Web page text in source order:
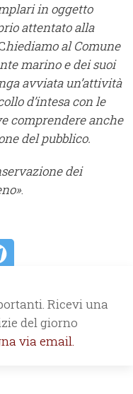
in oggetto
attentato alla
hiediamo al Comune
marino e dei suoi
avviata un’attività
d’intesa con le
comprendere anche
del pubblico.
dei
.
Ricevi una
del giorno
via email.